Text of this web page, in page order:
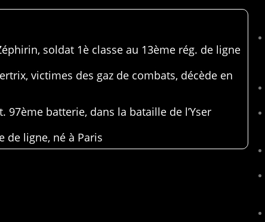
soldat 1è classe au 13ème rég. de ligne
victimes des gaz de combats, décède en
97ème batterie, dans la bataille de l’Yser
de ligne, né à Paris